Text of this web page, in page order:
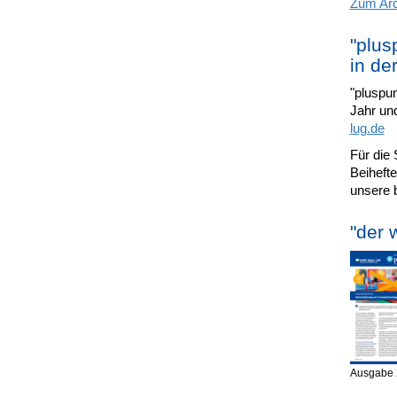
Zum
in
Jahr
lug.de
Für die
unsere
"der
Ausgabe